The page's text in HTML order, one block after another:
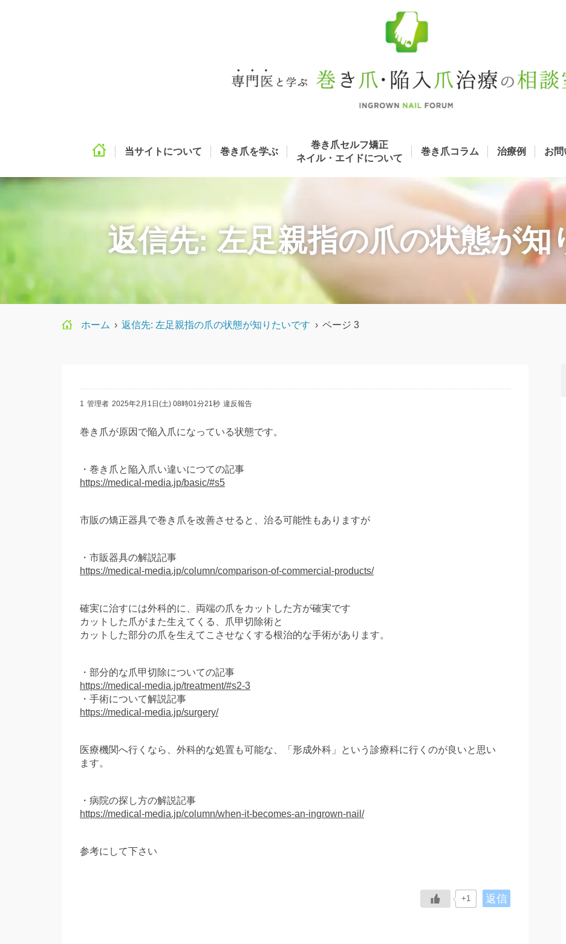
当サイトについて 巻き爪を学ぶ
巻き爪セルフ矯正
ネイル・エイドについて
巻き爪コラム 治療例 お問
返信先: 左足親指の爪の状態が知
ホーム › 返信先: 左足親指の爪の状態が知りたいです › ページ 3
1 管理者 2025年2月1日(土) 08時01分21秒 違反報告
巻き爪が原因で陥入爪になっている状態です。
・巻き爪と陥入爪い違いにつての記事
https://medical-media.jp/basic/#s5
市販の矯正器具で巻き爪を改善させると、治る可能性もありますが
・市販器具の解説記事
https://medical-media.jp/column/comparison-of-commercial-products/
確実に治すには外科的に、両端の爪をカットした方が確実です
カットした爪がまた生えてくる、爪甲切除術と
カットした部分の爪を生えてこさせなくする根治的な手術があります。
・部分的な爪甲切除についての記事
https://medical-media.jp/treatment/#s2-3
・手術について解説記事
https://medical-media.jp/surgery/
医療機関へ行くなら、外科的な処置も可能な、「形成外科」という診療科に行くのが良いと思い
ます。
・病院の探し方の解説記事
https://medical-media.jp/column/when-it-becomes-an-ingrown-nail/
参考にして下さい
返信
+1